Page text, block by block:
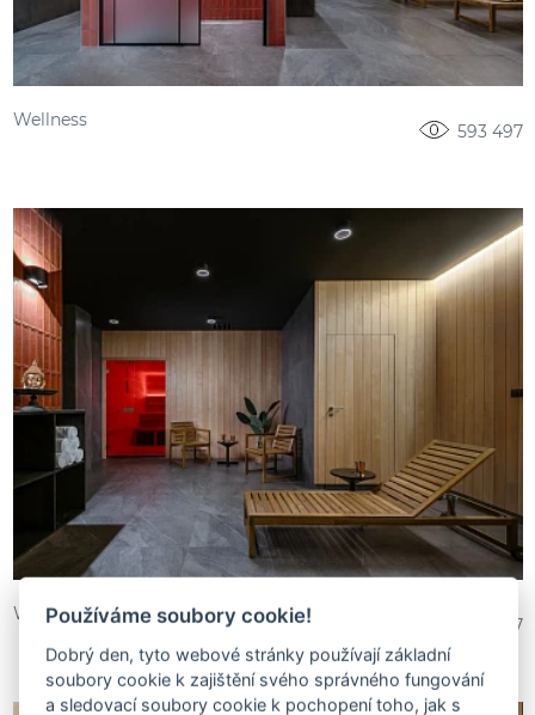
Wellness
593 497
Wellness
593 497
Používáme soubory cookie!
Dobrý den, tyto webové stránky používají základní
soubory cookie k zajištění svého správného fungování
a sledovací soubory cookie k pochopení toho, jak s